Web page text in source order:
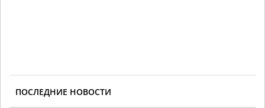
ПОСЛЕДНИЕ НОВОСТИ